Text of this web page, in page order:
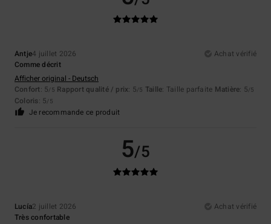
Antje4 juillet 2026
Achat vérifié
Comme décrit
Afficher original - Deutsch
Confort: 5/5 Rapport qualité / prix: 5/5 Taille: Taille parfaite Matière: 5/5
Coloris: 5/5
Je recommande ce produit
5/5
Lucía2 juillet 2026
Achat vérifié
Très confortable